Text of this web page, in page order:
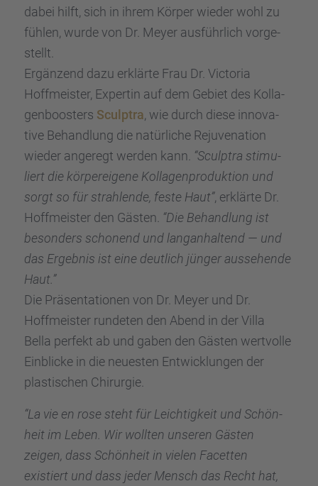
dabei hilft, sich in ihrem Körper wieder wohl zu
fühlen, wurde von Dr. Meyer ausführ­lich vorge­
stellt.
Ergän­zend dazu erklärte Frau Dr. Victo­ria
Hoffmeis­ter, Exper­tin auf dem Gebiet des Kolla­
gen­boos­ters Sculp­tra, wie durch diese innova­
tive Behand­lung die natür­li­che Rejuve­na­tion
wieder angeregt werden kann. “Sculp­tra stimu­
liert die körper­ei­gene Kolla­gen­pro­duk­tion und
sorgt so für strah­lende, feste Haut”, erklärte Dr.
Hoffmeis­ter den Gästen. “Die Behand­lung ist
beson­ders schonend und langan­hal­tend — und
das Ergeb­nis ist eine deutlich jünger ausse­hende
Haut.”
Die Präsen­ta­tio­nen von Dr. Meyer und Dr.
Hoffmeis­ter runde­ten den Abend in der Villa
Bella perfekt ab und gaben den Gästen wertvolle
Einbli­cke in die neues­ten Entwick­lun­gen der
plasti­schen Chirur­gie.
“La vie en rose steht für Leich­tig­keit und Schön­
heit im Leben. Wir wollten unseren Gästen
zeigen, dass Schön­heit in vielen Facet­ten
existiert und dass jeder Mensch das Recht hat,